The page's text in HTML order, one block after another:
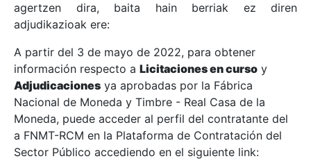
Erakutsi/Ezkutatu
Erakutsi/Ezkutatu
Erakutsi/Ezkutatu
agertzen dira, baita hain berriak ez diren
adjudikazioak ere:
A partir del 3 de mayo de 2022, para obtener
información respecto a Licitaciones en curso y
Adjudicaciones ya aprobadas por la Fábrica
Nacional de Moneda y Timbre - Real Casa de la
Moneda, puede acceder al perfil del contratante del
a FNMT-RCM en la Plataforma de Contratación del
Sector Público accediendo en el siguiente link: